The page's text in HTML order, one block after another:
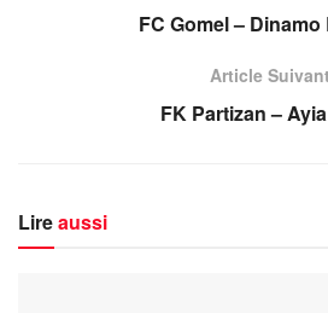
FC Gomel –
Article Suivant
FK Partizan –
Lireaussi